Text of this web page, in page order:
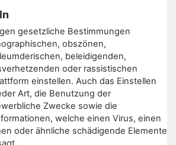
gesetzliche Bestimmungen
obszönen,
beleidigenden,
oder rassistischen
einstellen. Auch das Einstellen
Art, die Benutzung der
Zwecke sowie die
welche einen Virus, einen
oder ähnliche schädigende Elemente